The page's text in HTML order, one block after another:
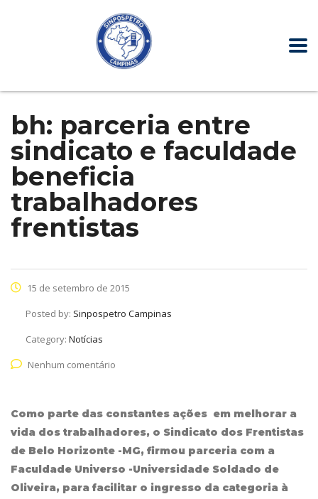
bh: parceria entre
sindicato e faculdade
beneficia
trabalhadores
frentistas
15 de setembro de 2015
Posted by: Sinpospetro Campinas
Category: Notícias
Nenhum comentário
Como parte das constantes ações em melhorar a
vida dos trabalhadores, o Sindicato dos Frentistas
de Belo Horizonte -MG, firmou parceria com a
Faculdade Universo -Universidade Soldado de
Oliveira, para facilitar o ingresso da categoria à